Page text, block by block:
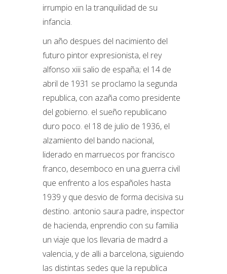
irrumpio en la tranquilidad de su
infancia.
un año despues del nacimiento del
futuro pintor expresionista, el rey
alfonso xiii salio de españa; el 14 de
abril de 1931 se proclamo la segunda
republica, con azaña como presidente
del gobierno. el sueño republicano
duro poco. el 18 de julio de 1936, el
alzamiento del bando nacional,
liderado en marruecos por francisco
franco, desemboco en una guerra civil
que enfrento a los españoles hasta
1939 y que desvio de forma decisiva su
destino. antonio saura padre, inspector
de hacienda, enprendio con su familia
un viaje que los llevaria de madrd a
valencia, y de alli a barcelona, siguiendo
las distintas sedes que la republica